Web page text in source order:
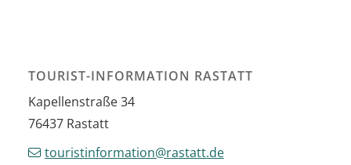
TOURIST-INFORMATION RASTATT
Kapellenstraße 34
76437 Rastatt
touristinformation@rastatt.de